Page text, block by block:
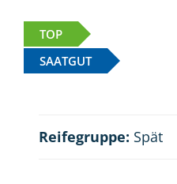
TOP
SAATGUT
Reifegruppe: Spät